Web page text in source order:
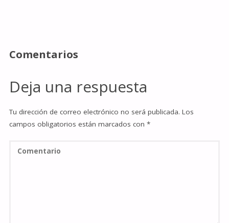
Comentarios
Deja una respuesta
Tu dirección de correo electrónico no será publicada. Los
campos obligatorios están marcados con *